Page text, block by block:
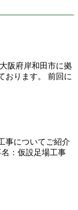
阪府岸和田市に拠
おります。 前回に
事についてご紹介
：仮設足場工事